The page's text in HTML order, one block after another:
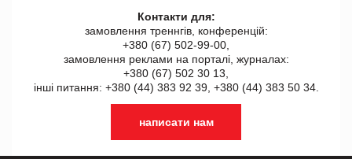
Контакти для:
замовлення треннгів, конференцій:
+380 (67) 502-99-00,
замовлення реклами на порталі, журналах:
+380 (67) 502 30 13,
інші питання: +380 (44) 383 92 39, +380 (44) 383 50 34.
написати нам